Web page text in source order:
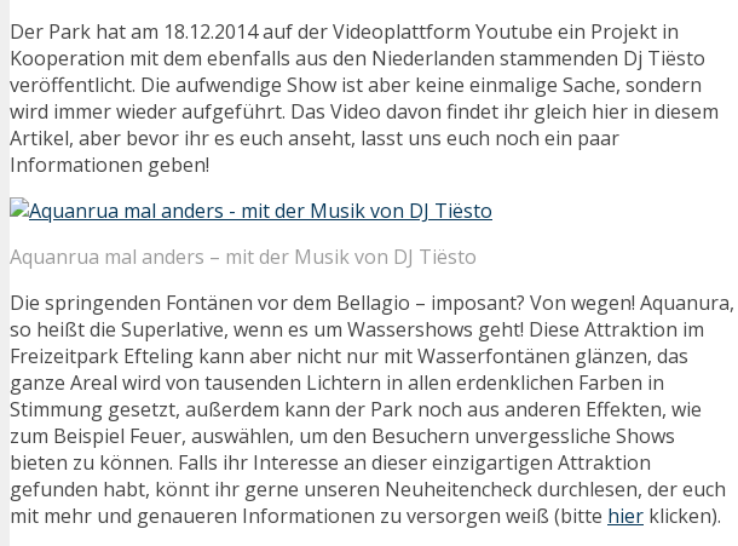
Der Park hat am 18.12.2014 auf der Videoplattform Youtube ein Projekt in
Kooperation mit dem ebenfalls aus den Niederlanden stammenden Dj Tiësto
veröffentlicht. Die aufwendige Show ist aber keine einmalige Sache, sondern
wird immer wieder aufgeführt. Das Video davon findet ihr gleich hier in diesem
Artikel, aber bevor ihr es euch anseht, lasst uns euch noch ein paar
Informationen geben!
Aquanrua mal anders – mit der Musik von DJ Tiësto
Die springenden Fontänen vor dem Bellagio – imposant? Von wegen! Aquanura,
so heißt die Superlative, wenn es um Wassershows geht! Diese Attraktion im
Freizeitpark Efteling kann aber nicht nur mit Wasserfontänen glänzen, das
ganze Areal wird von tausenden Lichtern in allen erdenklichen Farben in
Stimmung gesetzt, außerdem kann der Park noch aus anderen Effekten, wie
zum Beispiel Feuer, auswählen, um den Besuchern unvergessliche Shows
bieten zu können. Falls ihr Interesse an dieser einzigartigen Attraktion
gefunden habt, könnt ihr gerne unseren Neuheitencheck durchlesen, der euch
mit mehr und genaueren Informationen zu versorgen weiß (bitte hier klicken).